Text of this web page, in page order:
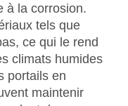
à la corrosion.
tels que
ce qui le rend
climats humides
portails en
maintenir